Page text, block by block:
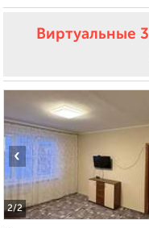
Виртуальные
2/2
‹